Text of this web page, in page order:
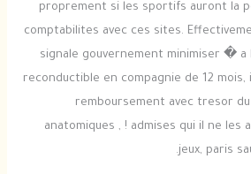
proprement si les sportifs auront la
comptabilites avec ces sites.
signale gouvernement minimiser �
reconductible en compagnie de 12
remboursement avec tresor
anatomiques , ! admises qui il ne les
jeux, paris